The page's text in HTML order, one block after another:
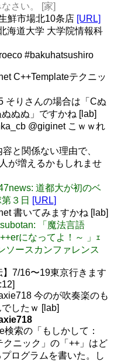
さい。 [家]
鮮市場北10条店 [URL]
海道大学 大学院情報科
#bakuhatsushiro
C++Templateテクニッ
そりさんの場合は「Cぬ
ぬぬ」ですかね [lab]
@giginet こｗｗれ
と関係ない理由で、
が増えるかもしれませ
道都大が初のベ
３日 [URL]
書いてみますかね [lab]
「魔法言語
になってよ！～ 」ｪ
ソースカンファレンス
】7/16〜19東京行きます
今のが吹奏楽のも
したｗ [lab]
検索の「もしかして：
クニック」の「++」はど
ログラムを書いた。し